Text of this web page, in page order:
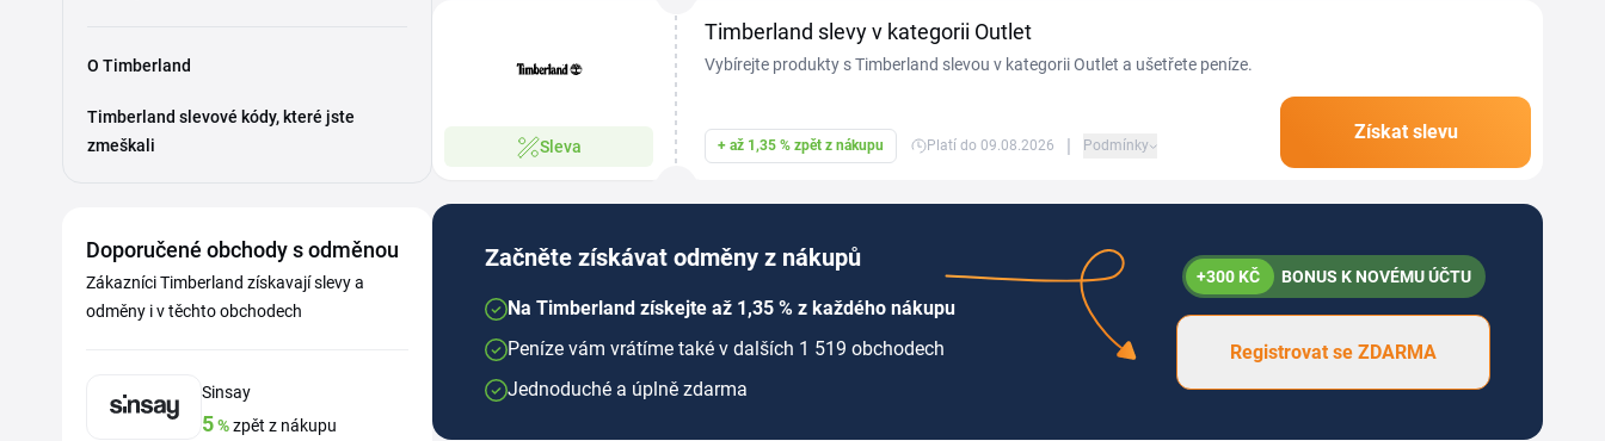
O Timberland
Timberland slevové kódy, které jste
zmeškali
Doporučené obchody s odměnou
Zákazníci Timberland získavají slevy a
odměny i v těchto obchodech
Sinsay
5%zpět z nákupu
Sleva
Timberland slevy v kategorii Outlet
Vybírejte produkty s Timberland slevou v kategorii Outlet a ušetřete peníze.
+ až 1,35 % zpět z nákupu Platí do 09.08.2026 | Podmínky
Získat slevu
Začněte získávat odměny z nákupů
Na Timberland získejte až 1,35 % z každého nákupu
Peníze vám vrátíme také v dalších 1 519 obchodech
Jednoduché a úplně zdarma
+300 KČ BONUS K NOVÉMU ÚČTU
Registrovat se ZDARMA